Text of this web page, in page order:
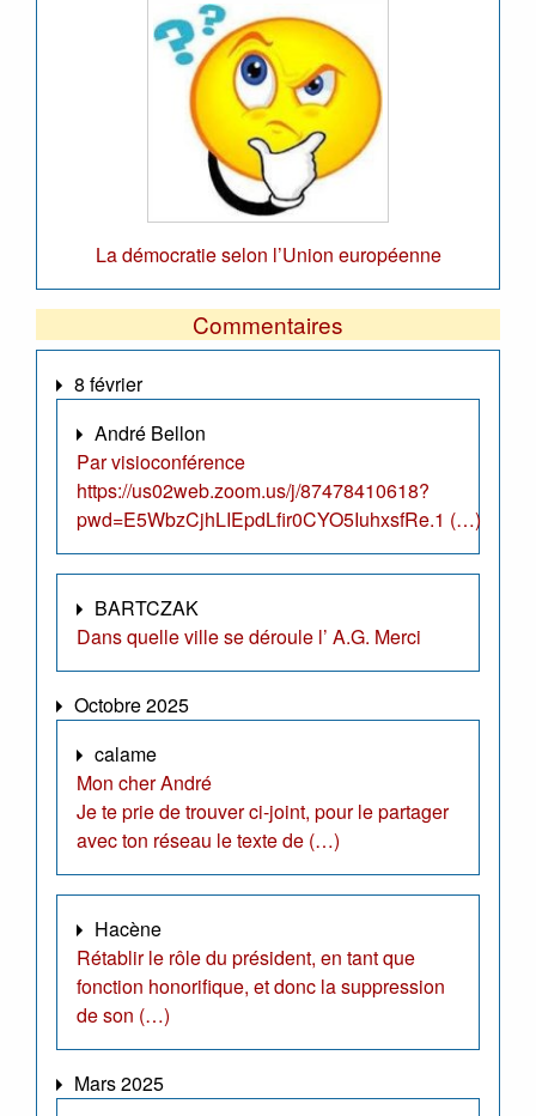
La démocratie selon l’Union européenne
Commentaires
8 février
André Bellon
Par visioconférence
https://us02web.zoom.us/j/87478410618?
pwd=E5WbzCjhLIEpdLfir0CYO5IuhxsfRe.1 (…)
BARTCZAK
Dans quelle ville se déroule l’ A.G. Merci
Octobre 2025
calame
Mon cher André
Je te prie de trouver ci-joint, pour le partager
avec ton réseau le texte de (…)
Hacène
Rétablir le rôle du président, en tant que
fonction honorifique, et donc la suppression
de son (…)
Mars 2025